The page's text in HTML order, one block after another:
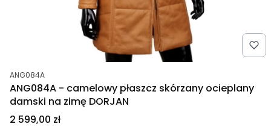
Kod produktu
ANG084A
ANG084A - camelowy płaszcz skórzany ocieplany
damski na zimę DORJAN
Cena
2 599,00 zł